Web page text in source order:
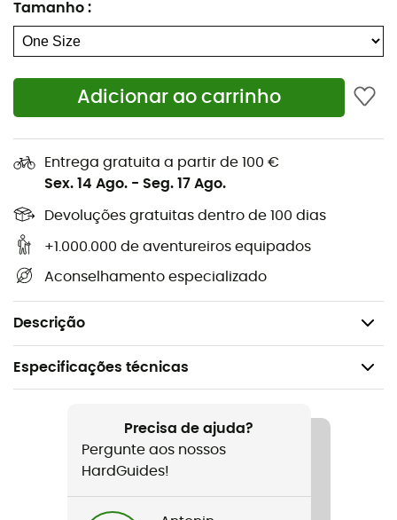
Tamanho :
Adicionar ao carrinho
Entrega gratuita a partir de 100 €
Sex. 14 Ago. - Seg. 17 Ago.
Devoluções gratuitas dentro de 100 dias
+1.000.000 de aventureiros equipados
Aconselhamento especializado
Descrição
Prato liofilizado para o pequeno-almoço
Peso líquido: 150 g
Sal: 0,75 g
Ingredientes: Flocos de aveia integrais, cereais
crocantes (51% de farinha de trigo, 20% de extrato
de malte de cevada, açúcar, 6% de farinha de
de leite, avelãs, dextrose, damascos, maçãs em pó,
maltodextrina, sal de mesa, acidificante: ácido
Alergênicos: glúten, lactose, leite, frutos de casca
Especificações técnicas
Trekking / CampismoPrecisa de ajuda?
Pergunte aos nossos
HardGuides!